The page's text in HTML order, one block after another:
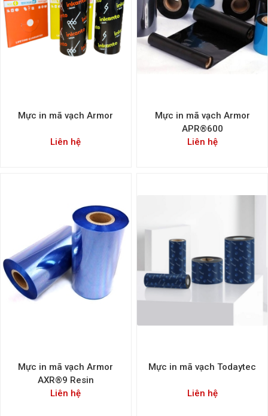
Mực in mã vạch Armor
Liên hệ
Mực in mã vạch Armor
APR®600
Liên hệ
Mực in mã vạch Armor
AXR®9 Resin
Liên hệ
Mực in mã vạch Todaytec
Liên hệ